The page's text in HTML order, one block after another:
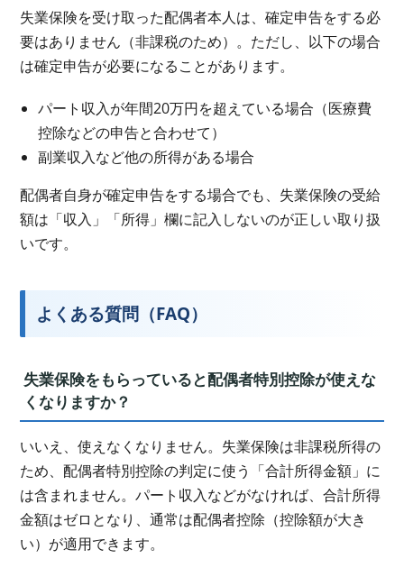
失業保険を受け取った配偶者本人は、確定申告をする必
要はありません（非課税のため）。ただし、以下の場合
は確定申告が必要になることがあります。
パート収入が年間20万円を超えている場合（医療費
控除などの申告と合わせて）
副業収入など他の所得がある場合
配偶者自身が確定申告をする場合でも、失業保険の受給
額は「収入」「所得」欄に記入しないのが正しい取り扱
いです。
よくある質問（FAQ）
失業保険をもらっていると配偶者特別控除が使えな
くなりますか？
いいえ、使えなくなりません。失業保険は非課税所得の
ため、配偶者特別控除の判定に使う「合計所得金額」に
は含まれません。パート収入などがなければ、合計所得
金額はゼロとなり、通常は配偶者控除（控除額が大き
い）が適用できます。